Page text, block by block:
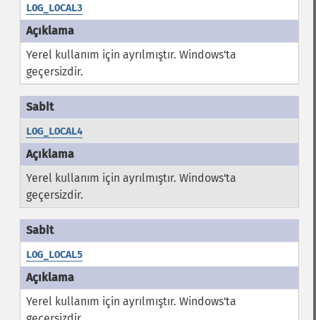
LOG_LOCAL3
Yerel kullanım için ayrılmıştır. Windows'ta
geçersizdir.
LOG_LOCAL4
Yerel kullanım için ayrılmıştır. Windows'ta
geçersizdir.
LOG_LOCAL5
Yerel kullanım için ayrılmıştır. Windows'ta